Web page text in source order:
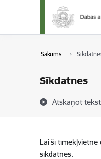
Pāriet uz lapas saturu
Sākums
Sīkdatnes
Atskaņot
Lai šī
sīkdatnes.